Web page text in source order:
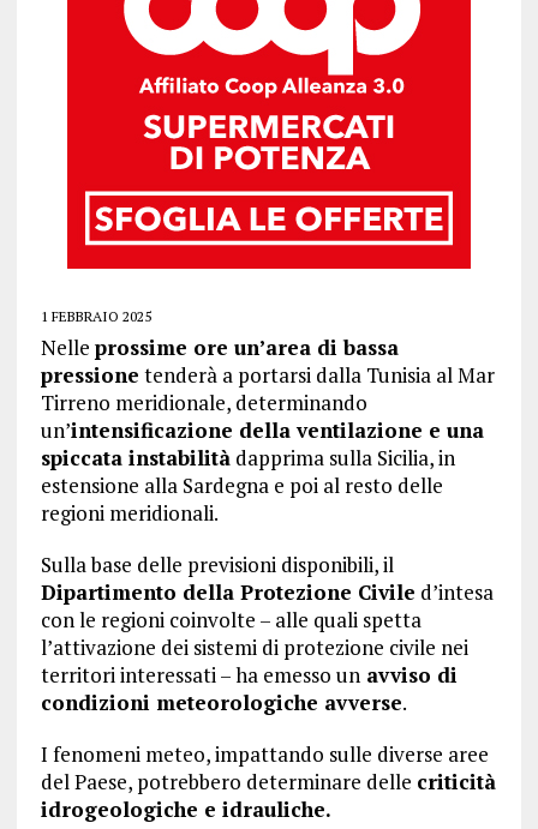
1 FEBBRAIO 2025
Nelle prossime ore un’area di bassa
pressione tenderà a portarsi dalla Tunisia al Mar
Tirreno meridionale, determinando
un’intensificazione della ventilazione e una
spiccata instabilitàdapprima sulla Sicilia, in
estensione alla Sardegna e poi al resto delle
regioni meridionali.
Sulla base delle previsioni disponibili, il
Dipartimento della Protezione Civile d’intesa
con le regioni coinvolte – alle quali spetta
l’attivazione dei sistemi di protezione civile nei
territori interessati – ha emesso unavviso di
condizioni meteorologiche avverse.
I fenomeni meteo, impattando sulle diverse aree
del Paese, potrebbero determinare delle criticità
idrogeologiche e idrauliche.